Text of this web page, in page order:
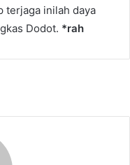
terjaga inilah daya
Dodot. *rah